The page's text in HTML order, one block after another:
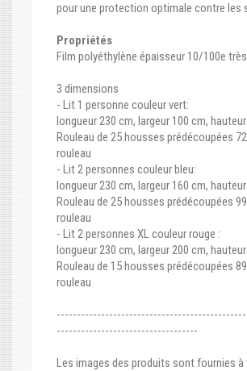
pour une protection optimale contre les
Propriétés
Film polyéthylène épaisseur 10/100e
3 dimensions
- Lit 1 personne couleur vert:
longueur 230 cm, largeur 100 cm,
Rouleau de 25 housses prédécoupées
rouleau
- Lit 2 personnes couleur bleu:
longueur 230 cm, largeur 160 cm,
Rouleau de 25 housses prédécoupées
rouleau
- Lit 2 personnes XL couleur rouge :
longueur 230 cm, largeur 200 cm,
Rouleau de 15 housses prédécoupées
rouleau
-----------------------------------
Les images des produits sont fournies à